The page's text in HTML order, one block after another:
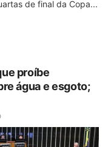
de final da Copa...
proíbe
água e esgoto;